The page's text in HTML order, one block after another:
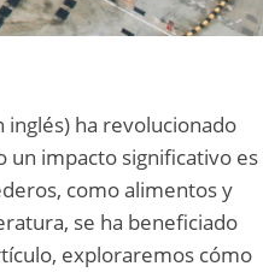
inglés) ha revolucionado
un impacto significativo es
como alimentos y
se ha beneficiado
exploraremos cómo